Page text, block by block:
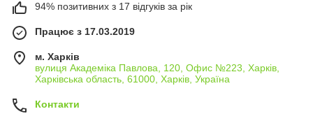
94% позитивних з 17 відгуків за рік
Працює з 17.03.2019
м. Харків
вулиця Академіка Павлова, 120, Офис №223, Харків,
Харківська область, 61000, Харків, Україна
Контакти